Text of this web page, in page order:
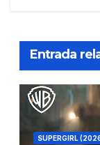
Entrada
SUPERGIRL